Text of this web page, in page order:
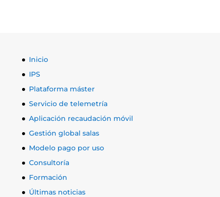
Inicio
IPS
Plataforma máster
Servicio de telemetría
Aplicación recaudación móvil
Gestión global salas
Modelo pago por uso
Consultoría
Formación
Últimas noticias